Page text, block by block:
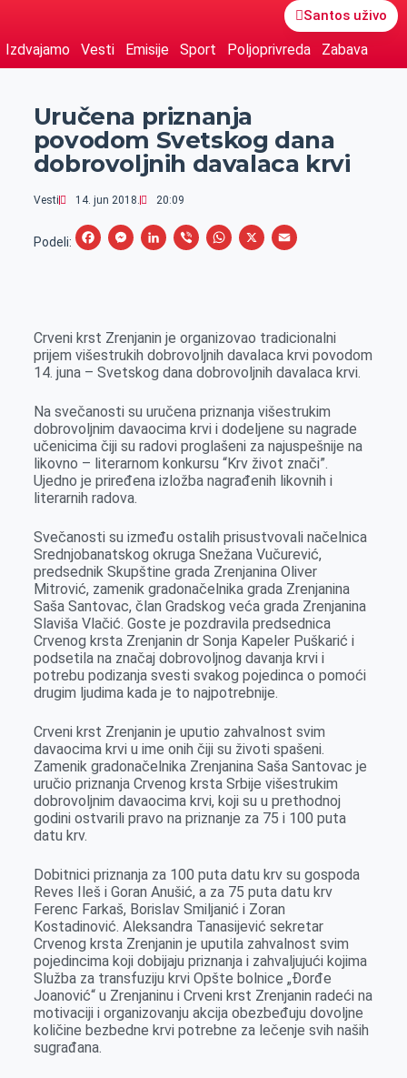
Santos uživo
Izdvajamo Vesti Emisije Sport Poljoprivreda Zabava
Uručena priznanja
povodom Svetskog dana
dobrovoljnih davalaca krvi
Vesti 14. jun 2018. 20:09
Podeli:
F
b
o
k
M
e
n
e
r
L
e
d
n
V
r
W
s
A
p
X
E
l
Crveni krst Zrenjanin je organizovao tradicionalni
prijem višestrukih dobrovoljnih davalaca krvi povodom
14. juna – Svetskog dana dobrovoljnih davalaca krvi.
Na svečanosti su uručena priznanja višestrukim
dobrovoljnim davaocima krvi i dodeljene su nagrade
učenicima čiji su radovi proglašeni za najuspešnije na
likovno – literarnom konkursu “Krv život znači”.
Ujedno je priređena izložba nagrađenih likovnih i
literarnih radova.
Svečanosti su između ostalih prisustvovali načelnica
Srednjobanatskog okruga Snežana Vučurević,
predsednik Skupštine grada Zrenjanina Oliver
Mitrović, zamenik gradonačelnika grada Zrenjanina
Saša Santovac, član Gradskog veća grada Zrenjanina
Slaviša Vlačić. Goste je pozdravila predsednica
Crvenog krsta Zrenjanin dr Sonja Kapeler Puškarić i
podsetila na značaj dobrovoljnog davanja krvi i
potrebu podizanja svesti svakog pojedinca o pomoći
drugim ljudima kada je to najpotrebnije.
Crveni krst Zrenjanin je uputio zahvalnost svim
davaocima krvi u ime onih čiji su životi spašeni.
Zamenik gradonačelnika Zrenjanina Saša Santovac je
uručio priznanja Crvenog krsta Srbije višestrukim
dobrovoljnim davaocima krvi, koji su u prethodnoj
godini ostvarili pravo na priznanje za 75 i 100 puta
datu krv.
Dobitnici priznanja za 100 puta datu krv su gospoda
Reves Ileš i Goran Anušić, a za 75 puta datu krv
Ferenc Farkaš, Borislav Smiljanić i Zoran
Kostadinović. Aleksandra Tanasijević sekretar
Crvenog krsta Zrenjanin je uputila zahvalnost svim
pojedincima koji dobijaju priznanja i zahvaljujući kojima
Služba za transfuziju krvi Opšte bolnice „Đorđe
Joanović“ u Zrenjaninu i Crveni krst Zrenjanin radeći na
motivaciji i organizovanju akcija obezbeđuju dovoljne
količine bezbedne krvi potrebne za lečenje svih naših
sugrađana.